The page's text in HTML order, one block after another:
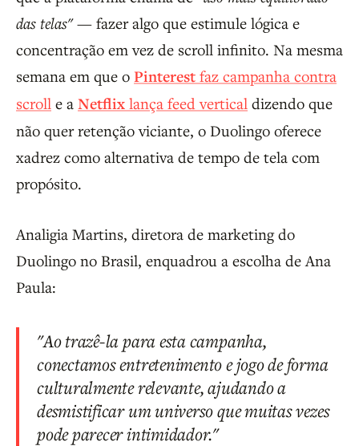
das telas"— fazer algo que estimule lógica e
concentração em vez de scroll infinito. Na mesma
semana em que o Pinterest faz campanha contra
scroll e a Netflix lança feed vertical dizendo que
não quer retenção viciante, o Duolingo oferece
xadrez como alternativa de tempo de tela com
propósito.
Analigia Martins, diretora de marketing do
Duolingo no Brasil, enquadrou a escolha de Ana
Paula:
"Ao trazê-la para esta campanha,
conectamos entretenimento e jogo de forma
culturalmente relevante, ajudando a
desmistificar um universo que muitas vezes
pode parecer intimidador."